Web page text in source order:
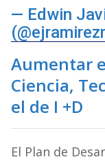
— Edwin
Aumentar
Ciencia,
el de I +D
El Plan de